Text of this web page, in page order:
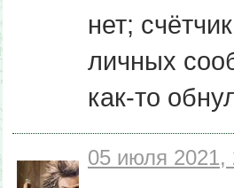
нет;
личных
как-то
05 июля 2021,